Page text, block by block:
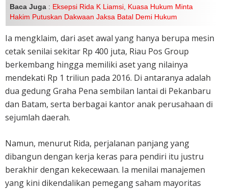
Baca Juga : Eksepsi Rida K Liamsi, Kuasa Hukum Minta
Hakim Putuskan Dakwaan Jaksa Batal Demi Hukum
Ia mengklaim, dari aset awal yang hanya berupa mesin
cetak senilai sekitar Rp 400 juta, Riau Pos Group
berkembang hingga memiliki aset yang nilainya
mendekati Rp 1 triliun pada 2016. Di antaranya adalah
dua gedung Graha Pena sembilan lantai di Pekanbaru
dan Batam, serta berbagai kantor anak perusahaan di
sejumlah daerah.
Namun, menurut Rida, perjalanan panjang yang
dibangun dengan kerja keras para pendiri itu justru
berakhir dengan kekecewaan. Ia menilai manajemen
yang kini dikendalikan pemegang saham mayoritas